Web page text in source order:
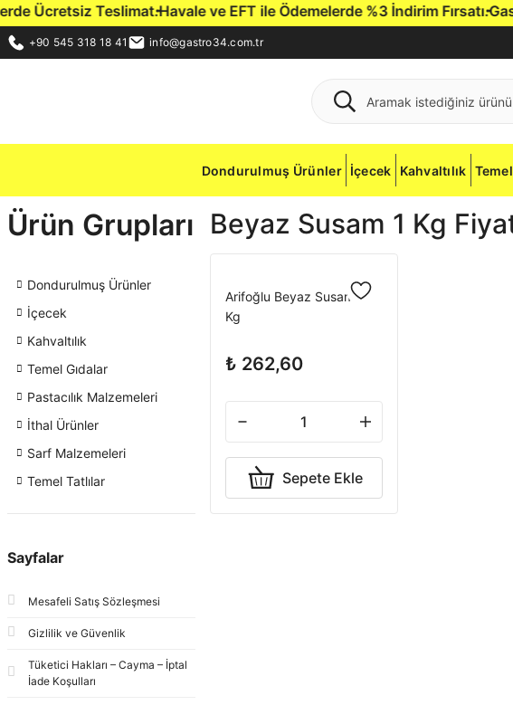
Ücretsiz Teslimat.Havale ve EFT ile Ödemelerde %3 İndirim Fırsatı.
+90 545 318 18 41 info@gastro34.com.tr
Dondurulmuş Ürünler İçecek Kahvaltılık
Ürün Grupları
Dondurulmuş Ürünler
İçecek
Kahvaltılık
Temel Gıdalar
Pastacılık Malzemeleri
İthal Ürünler
Sarf Malzemeleri
Temel Tatlılar
Sayfalar
Mesafeli Satış Sözleşmesi
Gizlilik ve Güvenlik
Tüketici Hakları – Cayma – İptal
İade Koşulları
Beyaz Susam 1 Kg
Arifoğlu Beyaz Susam 1
Kg
₺ 262,60
Sepete Ekle